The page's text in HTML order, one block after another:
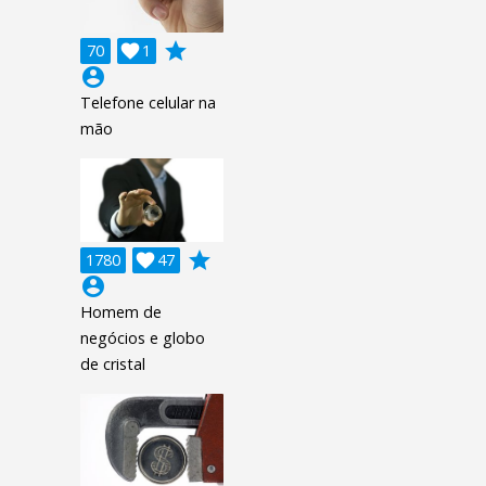
70 1

grade
account_circle
Telefone celular na
mão
1780 47

grade
account_circle
Homem de
negócios e globo
de cristal